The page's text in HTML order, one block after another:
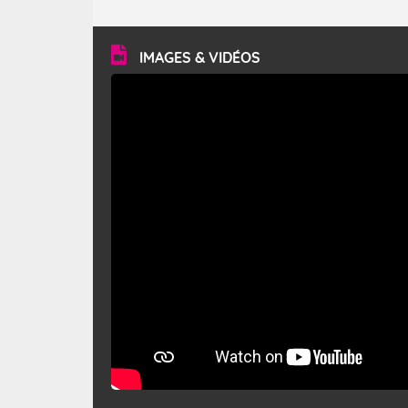
vitesse moyenne de 50 km/h et atteindre 80 à 100 km/h
en rafales, parfois davantage. Il parcourt la basse vallée
du Rhône et la Provence et envahit le littoral
méditerranéen à partir de la Camargue.
IMAGES & VIDÉOS